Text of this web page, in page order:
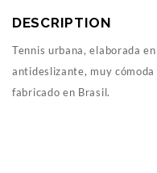
DESCRIPTION
Tennis urbana, elaborada
antideslizante, muy
fabricado en Brasil.